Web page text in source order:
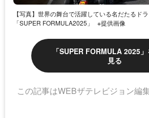
【写真】世界の舞台で活躍している名だたるド
「SUPER FORMULA2025」
※提供画像
「SUPER FORMULA 2025
見る
この記事はWEBザテレビジョン編